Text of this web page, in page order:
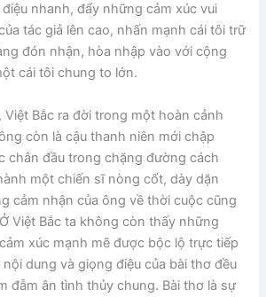
nhanh, đẩy những cảm xúc vui
tác giả lên cao, nhấn mạnh cái tôi trữ
đón nhận, hòa nhập vào với cộng
cái tôi chung to lớn.
Việt Bắc ra đời trong một hoàn cảnh
còn là cậu thanh niên mới chập
chân đầu trong chặng đường cách
một chiến sĩ nòng cốt, dày dặn
cảm nhận của ông về thời cuộc cũng
Việt Bắc ta không còn thấy những
xúc mạnh mẽ được bộc lộ trực tiếp
dung và giọng điệu của bài thơ đều
đẫm ân tình thủy chung. Bài thơ là sự